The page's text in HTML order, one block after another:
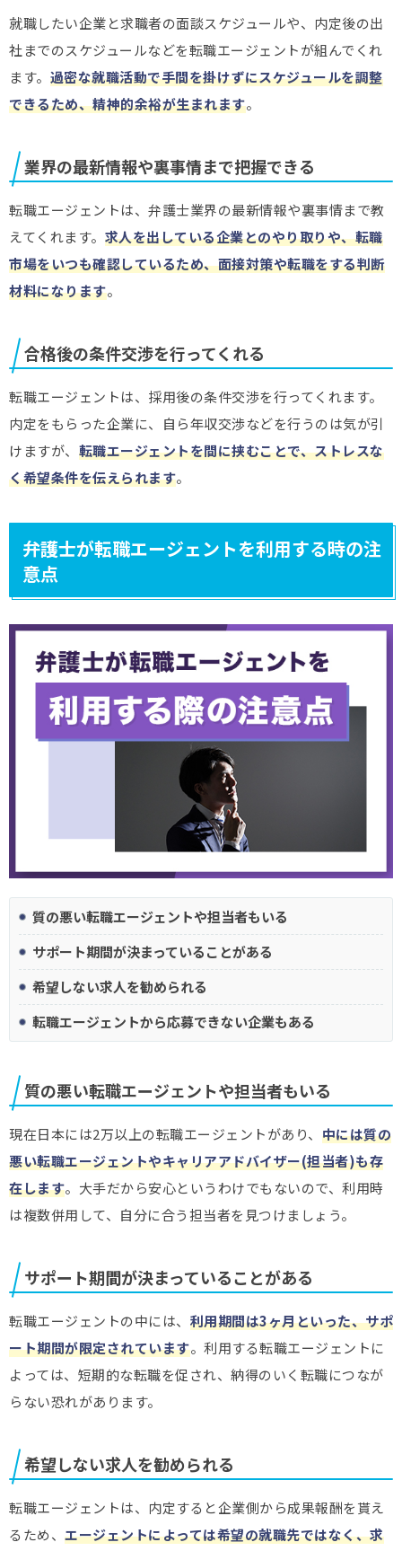
就職したい企業と求職者の面談スケジュールや、内定後の出
社までのスケジュールなどを転職エージェントが組んでくれ
ます。 過密な就職活動で手間を掛けずにスケジュールを調整
できるため、精神的余裕が生まれます。
業界の最新情報や裏事情まで把握できる
転職エージェントは、弁護士業界の最新情報や裏事情まで教
えてくれます。 求人を出している企業とのやり取りや、転職
市場をいつも確認しているため、面接対策や転職をする判断
材料になります。
合格後の条件交渉を行ってくれる
転職エージェントは、採用後の条件交渉を行ってくれます。
内定をもらった企業に、自ら年収交渉などを行うのは気が引
けますが、 転職エージェントを間に挟むことで、ストレスな
く希望条件を伝えられます。
弁護士が転職エージェントを利用する時の注
意点
質の悪い転職エージェントや担当者もいる
サポート期間が決まっていることがある
希望しない求人を勧められる
転職エージェントから応募できない企業もある
質の悪い転職エージェントや担当者もいる
現在日本には2万以上の転職エージェントがあり、 中には質の
悪い転職エージェントやキャリアアドバイザー(担当者)も存
在します。大手だから安心というわけでもないので、利用時
は複数併用して、自分に合う担当者を見つけましょう。
サポート期間が決まっていることがある
転職エージェントの中には、 利用期間は3ヶ月といった、サポ
ート期間が限定されています。利用する転職エージェントに
よっては、短期的な転職を促され、納得のいく転職につなが
らない恐れがあります。
希望しない求人を勧められる
転職エージェントは、内定すると企業側から成果報酬を貰え
るため、 エージェントによっては希望の就職先ではなく、求